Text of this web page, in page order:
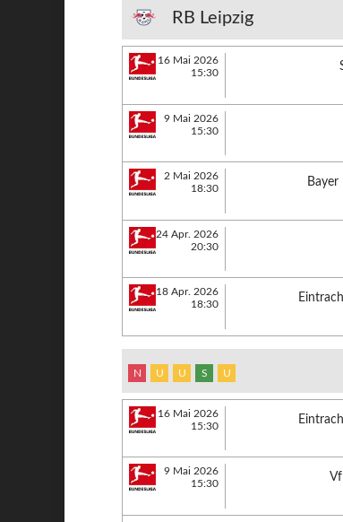
RB Leipzig
16 Mai 2026
15:30
9 Mai 2026
15:30
2 Mai 2026
18:30
Bayer
24 Apr. 2026
20:30
18 Apr. 2026
18:30
N U U S U
16 Mai 2026
15:30
9 Mai 2026
15:30